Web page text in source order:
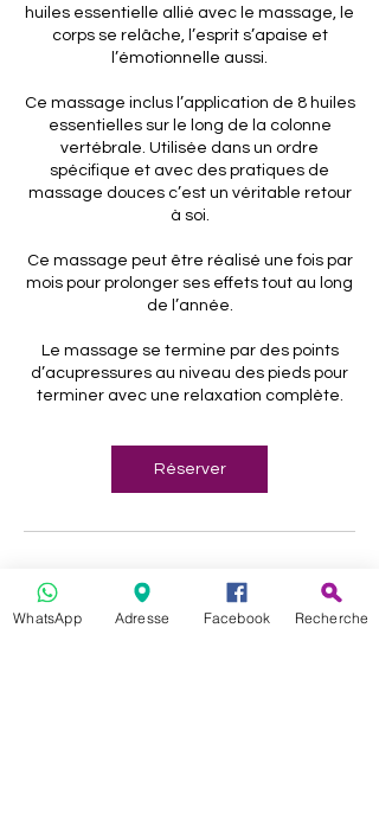
huiles essentielle allié avec le massage, le
corps se relâche, l’esprit s’apaise et
l’émotionnelle aussi.
Ce massage inclus l’application de 8 huiles
essentielles sur le long de la colonne
vertébrale. Utilisée dans un ordre
spécifique et avec des pratiques de
massage douces c’est un véritable retour
à soi.
Ce massage peut être réalisé une fois par
mois pour prolonger ses effets tout au long
de l’année.
Le massage se termine par des points
d’acupressures au niveau des pieds pour
terminer avec une relaxation complète.
Réserver
Coordonnées
CELIA ET MERVEILLES, Montluel, France
WhatsApp Adresse Facebook Recherche